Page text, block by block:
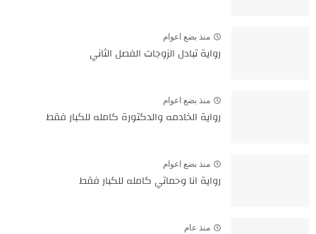
منذ بضع اعوام
رواية تبادل الزوجات الفصل الثاني
منذ بضع اعوام
رواية الخادمه والدكتورة كامله للكبار فقط
منذ بضع اعوام
رواية انا وحماتي كامله للكبار فقط
منذ عام